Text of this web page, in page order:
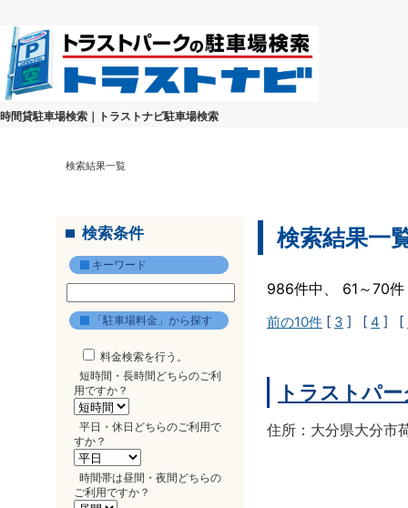
時間貸駐車場検索｜トラストナビ駐車場検索
検索結果一覧
検索条件
キーワード
「駐車場料金」から探す
料金検索を行う。
短時間・長時間どちらのご利
用ですか？
平日・休日どちらのご利用で
すか？
時間帯は昼間・夜間どちらの
ご利用ですか？
検索結果一
986件中、 61～70
前の10件 [ 3 ] [ 4 ] [
トラストパ
住所：大分県大分市